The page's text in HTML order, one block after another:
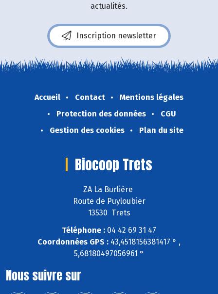
actualités.
Inscription newsletter
Accueil Contact
Mentions légales
Protection des données
CGU
Gestion des cookies
Plan du site
Biocoop Trets
ZA La Burlière
Route de Puyloubier
13530 Trets
Téléphone : 04 42 69 31 47
Coordonnées GPS : 43,4518156381417 ° ,
5,68180497056961 °
Nous suivre sur